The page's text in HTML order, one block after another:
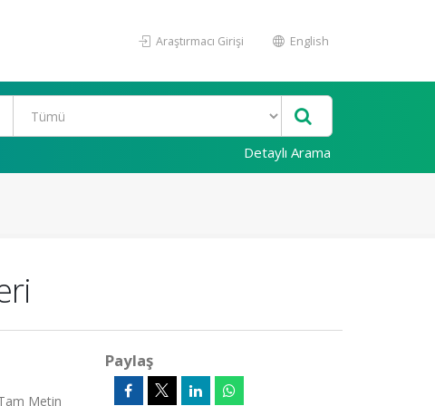
Araştırmacı Girişi English
Detaylı Arama
Metin
Paylaş